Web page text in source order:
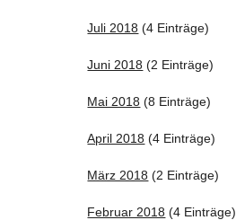
Juli 2018 (4 Einträge)
Juni 2018 (2 Einträge)
Mai 2018 (8 Einträge)
April 2018 (4 Einträge)
März 2018 (2 Einträge)
Februar 2018 (4 Einträge)